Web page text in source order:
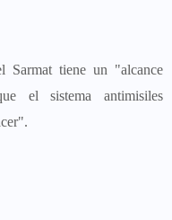
Sarmat tiene un "alcance
el sistema antimisiles